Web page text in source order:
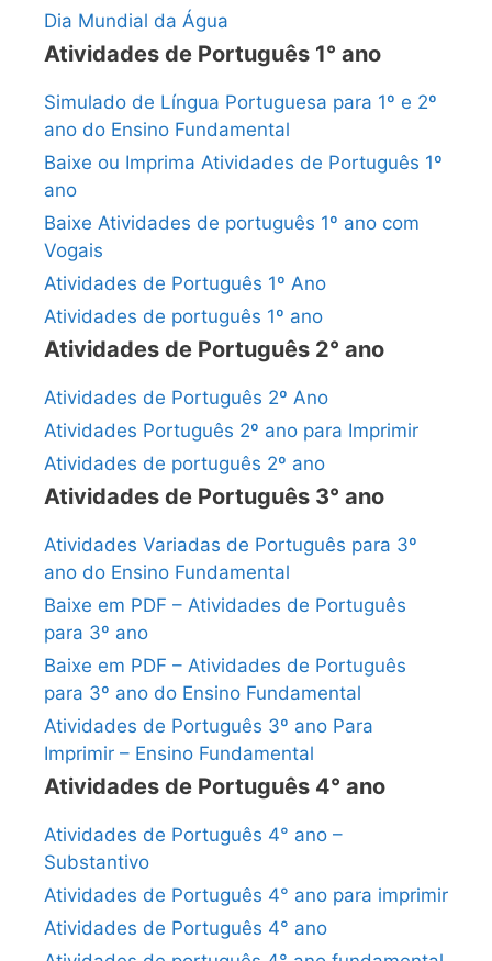
Dia Mundial da Água
Atividades de Português 1° ano
Simulado de Língua Portuguesa para 1º e 2º
ano do Ensino Fundamental
Baixe ou Imprima Atividades de Português 1º
ano
Baixe Atividades de português 1º ano com
Vogais
Atividades de Português 1º Ano
Atividades de português 1º ano
Atividades de Português 2° ano
Atividades de Português 2º Ano
Atividades Português 2º ano para Imprimir
Atividades de português 2º ano
Atividades de Português 3° ano
Atividades Variadas de Português para 3º
ano do Ensino Fundamental
Baixe em PDF – Atividades de Português
para 3º ano
Baixe em PDF – Atividades de Português
para 3º ano do Ensino Fundamental
Atividades de Português 3º ano Para
Imprimir – Ensino Fundamental
Atividades de Português 4° ano
Atividades de Português 4° ano –
Substantivo
Atividades de Português 4° ano para imprimir
Atividades de Português 4° ano